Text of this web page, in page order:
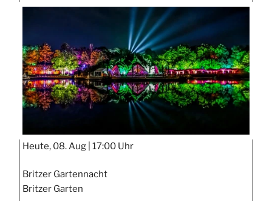
TAGE
Heute, 08. Aug | 17:00 Uhr
Britzer Gartennacht
Britzer Garten